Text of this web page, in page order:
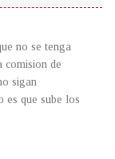
no se tenga
comision de
sigan
es que sube los